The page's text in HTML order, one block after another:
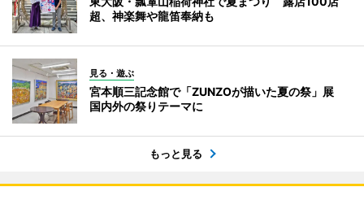
超、神楽舞や龍笛奉納も
見る・遊ぶ
宮本順三記念館で「ZUNZOが描いた夏の祭」展
国内外の祭りテーマに
もっと見る